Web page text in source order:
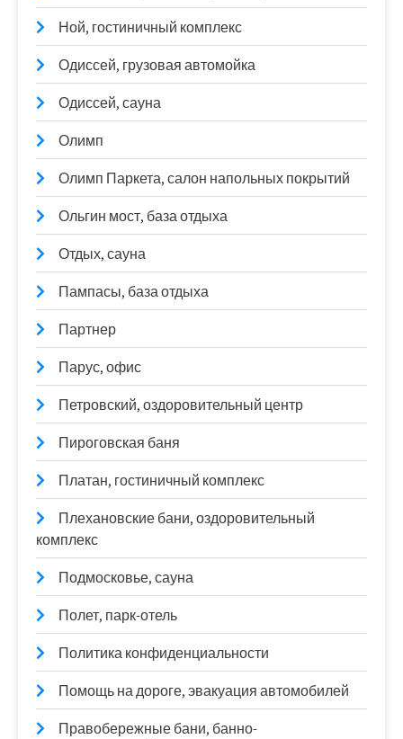
Ной, гостиничный комплекс
Одиссей, грузовая автомойка
Одиссей, сауна
Олимп
Олимп Паркета, салон напольных покрытий
Ольгин мост, база отдыха
Отдых, сауна
Пампасы, база отдыха
Партнер
Парус, офис
Петровский, оздоровительный центр
Пироговская баня
Платан, гостиничный комплекс
Плехановские бани, оздоровительный
комплекс
Подмосковье, сауна
Полет, парк-отель
Политика конфиденциальности
Помощь на дороге, эвакуация автомобилей
Правобережные бани, банно-